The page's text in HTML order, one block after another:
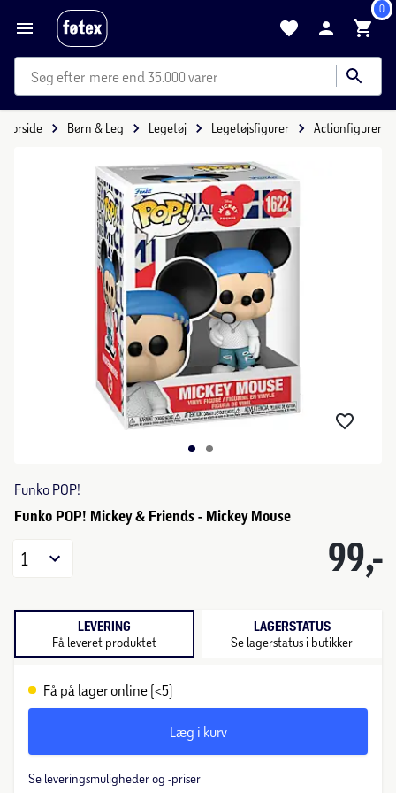
0
mere end 35.000 varer
Forside Børn & Leg Legetøj Legetøjsfigurer Actionfigurer
Funko POP!
Funko POP! Mickey & Friends - Mickey Mouse
99,-
1
LEVERING
Få leveret produktet
LAGERSTATUS
Se lagerstatus i butikker
Få på lager online (<5)
Læg i kurv
Se leveringsmuligheder og -priser